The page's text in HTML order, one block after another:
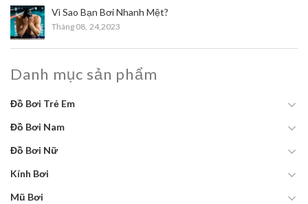
Vì Sao Bạn Bơi Nhanh Mệt?
Tháng 08, 24,2023
Danh mục sản phẩm
Đồ Bơi Trẻ Em
Đồ Bơi Nam
Đồ Bơi Nữ
Kính Bơi
Mũ Bơi